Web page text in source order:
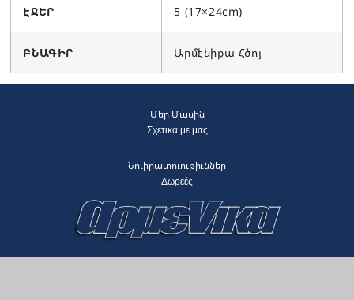
ԷՋԵՐ 5 (17×24cm)
ԲՆԱԳԻՐ Արմէնիքա Հծոյ
Մեր Մասին
Σχετικά με μας
Նուիրատուութիւններ
Δωρεές